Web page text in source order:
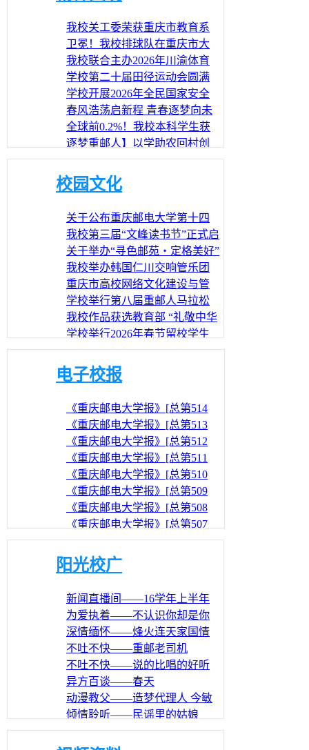
我校关工委荣获重庆市教育系
统“五好”关工委
卫冕！我校排球队在重庆市大
学生比赛中再创佳绩
我校联合主办2026年川渝体育
科技嘉年华
学校第二十届田径运动会圆满
落幕
学校开展2026年全民国家安全
教育日宣传活动
春风浩荡启新程 青春逐梦向未
来 学校第二十届田径运动会开
幕
全球前0.2%！我校本科学生获
Kaggle Competition Master荣誉称
号
逐梦重邮人】以学助农回村创
业 稻香里的“新农人”探索之路
——记全国人大代表、2007级
校友田淑娴
我校于洪教授荣获全国三八红
旗手称号
校园文化
关于公布重庆邮电大学第十四
届“美丽重邮”校园文化节活动方
案的通知
我校第三届“文峰读书节”正式启
动
关于举办“寻色邮苑・定格美好”
校园色彩主题摄影活动的通知
我校举办韩国仁川交响管乐团
专场音乐会
重庆市高校网络文化建设与管
理协会第四届会员代表大会在
我校召开
学校举行第八届重邮人马拉松
比赛
我校作品获选教育部 “礼敬中华
优秀传统文化”宣传教育活动成
果
学校举行2026年春节留校学生
新春团拜会
关于重庆邮电大学第十三届“美
丽重邮”校园文化节廉洁教育系
列作品获奖名单的通报
电子校报
《重庆邮电大学报》[总第514
期]-在线读报
《重庆邮电大学报》[总第513
期]-在线读报
《重庆邮电大学报》[总第512
期]-在线读报
《重庆邮电大学报》[总第511
期]-在线读报
《重庆邮电大学报》[总第510
期]-在线读报
《重庆邮电大学报》[总第509
期]-在线读报
《重庆邮电大学报》[总第508
期]-在线读报
《重庆邮电大学报》[总第507
期]-在线读报
《重庆邮电大学报》[总第506
期]-在线读报
阳光校广
新闻直播间——16学年上半年
第七周
为爱执着——不认识你却是你
的知己
深情缅怀——烽火连天家国情
不吐不快——重邮老司机
不吐不快——说的比唱的好听
异方百谈——春天
动漫教父——造梦代理人 今敏
倾情聆听——民谣里的姑娘
新闻直播间——16学年上半年
第六周